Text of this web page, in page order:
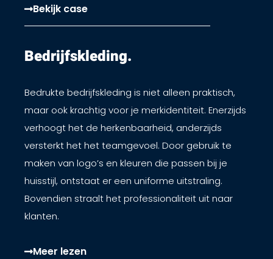
Bekijk case
Bedrijfskleding.​
Bedrukte bedrijfskleding is niet alleen praktisch,
maar ook krachtig voor je merkidentiteit. Enerzijds
verhoogt het de herkenbaarheid, anderzijds
versterkt het het teamgevoel. Door gebruik te
maken van logo’s en kleuren die passen bij je
huisstijl, ontstaat er een uniforme uitstraling.
Bovendien straalt het professionaliteit uit naar
klanten.
Meer lezen